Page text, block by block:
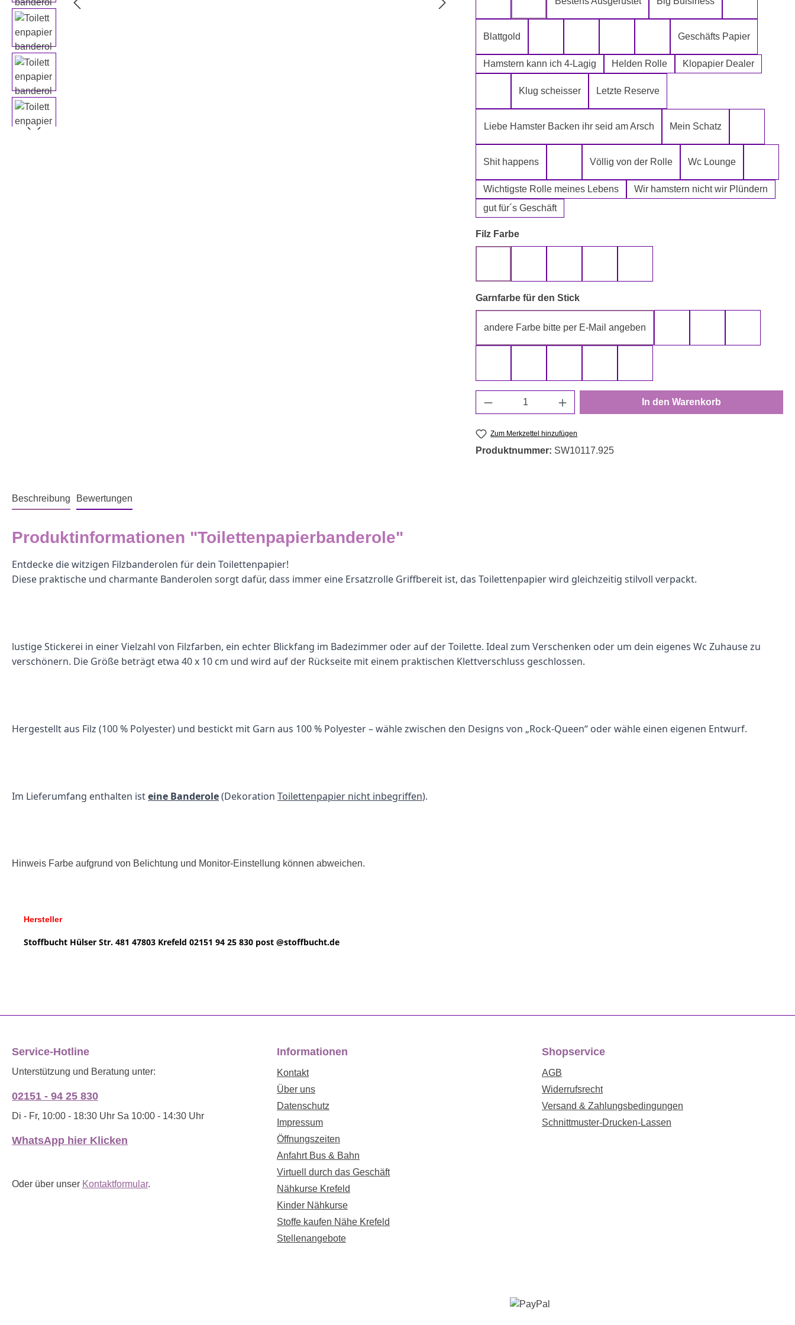
5-Lagig ich kann´s mir leisten
Alter spielt keine Rolle
Blattgold
Die letzte Rolle aus dem Regal -EGAL-
Geschäfts Papier
Hamstern kann ich 4-Lagig Helden Rolle Klopapier Dealer
Klopapier Mafia
Klug scheisser Letzte Reserve
Liebe Hamster Backen ihr seid am Arsch Mein Schatz
Shit happens
Tatort Reiniger
Völlig von der Rolle Wc Lounge
Wichtigste Rolle meines Lebens
Wir hamstern nicht wir Plündern
gut für´s Geschäft
Filz Farbeauswählen
Garnfarbe für den Stickauswählen
andere Farbe bitte per E-Mail angeben
Produkt Anzahl: Gib den gewünschten Wert ein
In den Warenkorb
Zum Merkzettel hinzufügen
Produktnummer: SW10117.925
Beschreibung Bewertungen
Produktinformationen "Toilettenpapierbanderole"
Entdecke die witzigen Filzbanderolen für dein Toilettenpapier!
Diese praktische und charmante Banderolen sorgt dafür, dass immer eine Ersatzrolle Griffbereit ist, das Toilettenpapier wird gleichzeitig stilvoll verpackt.
lustige Stickerei in einer Vielzahl von Filzfarben, ein echter Blickfang im Badezimmer oder auf der Toilette. Ideal zum Verschenken oder um dein eigenes Wc Zuhause zu
verschönern. Die Größe beträgt etwa 40 x 10 cm und wird auf der Rückseite mit einem praktischen Klettverschluss geschlossen.
Hergestellt aus Filz (100 % Polyester) und bestickt mit Garn aus 100 % Polyester – wähle zwischen den Designs von „Rock-Queen“ oder wähle einen eigenen Entwurf.
Im Lieferumfang enthalten isteine Banderole(Dekoration Toilettenpapier nicht inbegriffen).
Hinweis Farbe aufgrund von Belichtung und Monitor-Einstellung können abweichen.
Hersteller
Stoffbucht Hülser Str. 481 47803 Krefeld 02151 94 25 830 post @stoffbucht.de
Service-Hotline
Unterstützung und Beratung unter:
02151 - 94 25 830
Di - Fr, 10:00 - 18:30 Uhr Sa 10:00 - 14:30 Uhr
WhatsApp hier Klicken
Oder über unser Kontaktformular.
Informationen
Kontakt
Über uns
Datenschutz
Impressum
Öffnungszeiten
Anfahrt Bus & Bahn
Virtuell durch das Geschäft
Nähkurse Krefeld
Kinder Nähkurse
Stoffe kaufen Nähe Krefeld
Stellenangebote
Shopservice
AGB
Widerrufsrecht
Versand & Zahlungsbedingungen
Schnittmuster-Drucken-Lassen